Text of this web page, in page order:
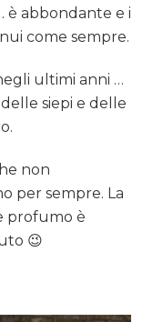
è abbondante e i
come sempre.
ultimi anni …
siepi e delle
non
per sempre. La
profumo è
😉